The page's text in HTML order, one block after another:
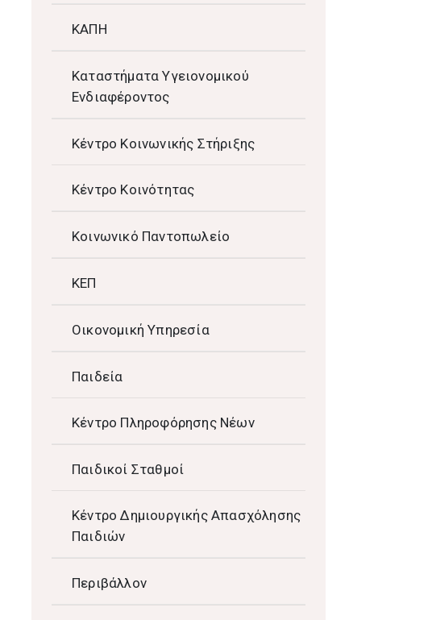
ΚΑΠΗ
Καταστήματα Υγειονομικού
Ενδιαφέροντος
Κέντρο Κοινωνικής Στήριξης
Κέντρο Κοινότητας
Κοινωνικό Παντοπωλείο
ΚΕΠ
Οικονομική Υπηρεσία
Παιδεία
Κέντρο Πληροφόρησης Νέων
Παιδικοί Σταθμοί
Κέντρο Δημιουργικής Απασχόλησης
Παιδιών
Περιβάλλον